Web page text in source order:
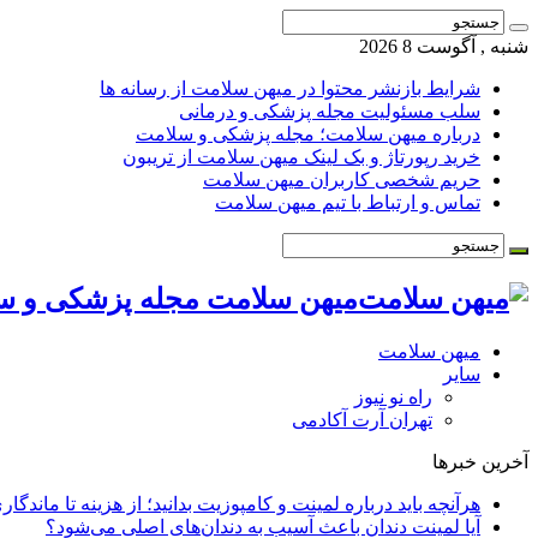
شنبه , آگوست 8 2026
شرایط بازنشر محتوا در میهن سلامت از رسانه ها
سلب مسئولیت مجله پزشکی و درمانی
درباره میهن سلامت؛ مجله پزشکی و سلامت
خرید رپورتاژ و بک لینک میهن سلامت از تریبون
حریم شخصی کاربران میهن سلامت
تماس و ارتباط با تیم میهن سلامت
میهن سلامت مجله پزشکی و
میهن سلامت
سایر
راه نو نیوز
تهران آرت آکادمی
آخرین خبرها
هرآنچه باید درباره لمینت و کامپوزیت بدانید؛ از هزینه تا
آیا لمینت دندان باعث آسیب به دندان‌های اصلی می‌شود؟